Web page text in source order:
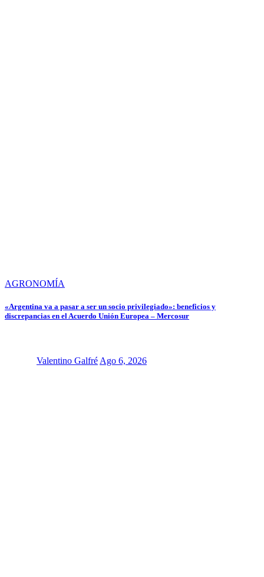
AGRONOMÍA
«Argentina va a pasar a ser un socio privilegiado»: beneficios y
discrepancias en el Acuerdo Unión Europea – Mercosur
Valentino Galfré Ago 6, 2026